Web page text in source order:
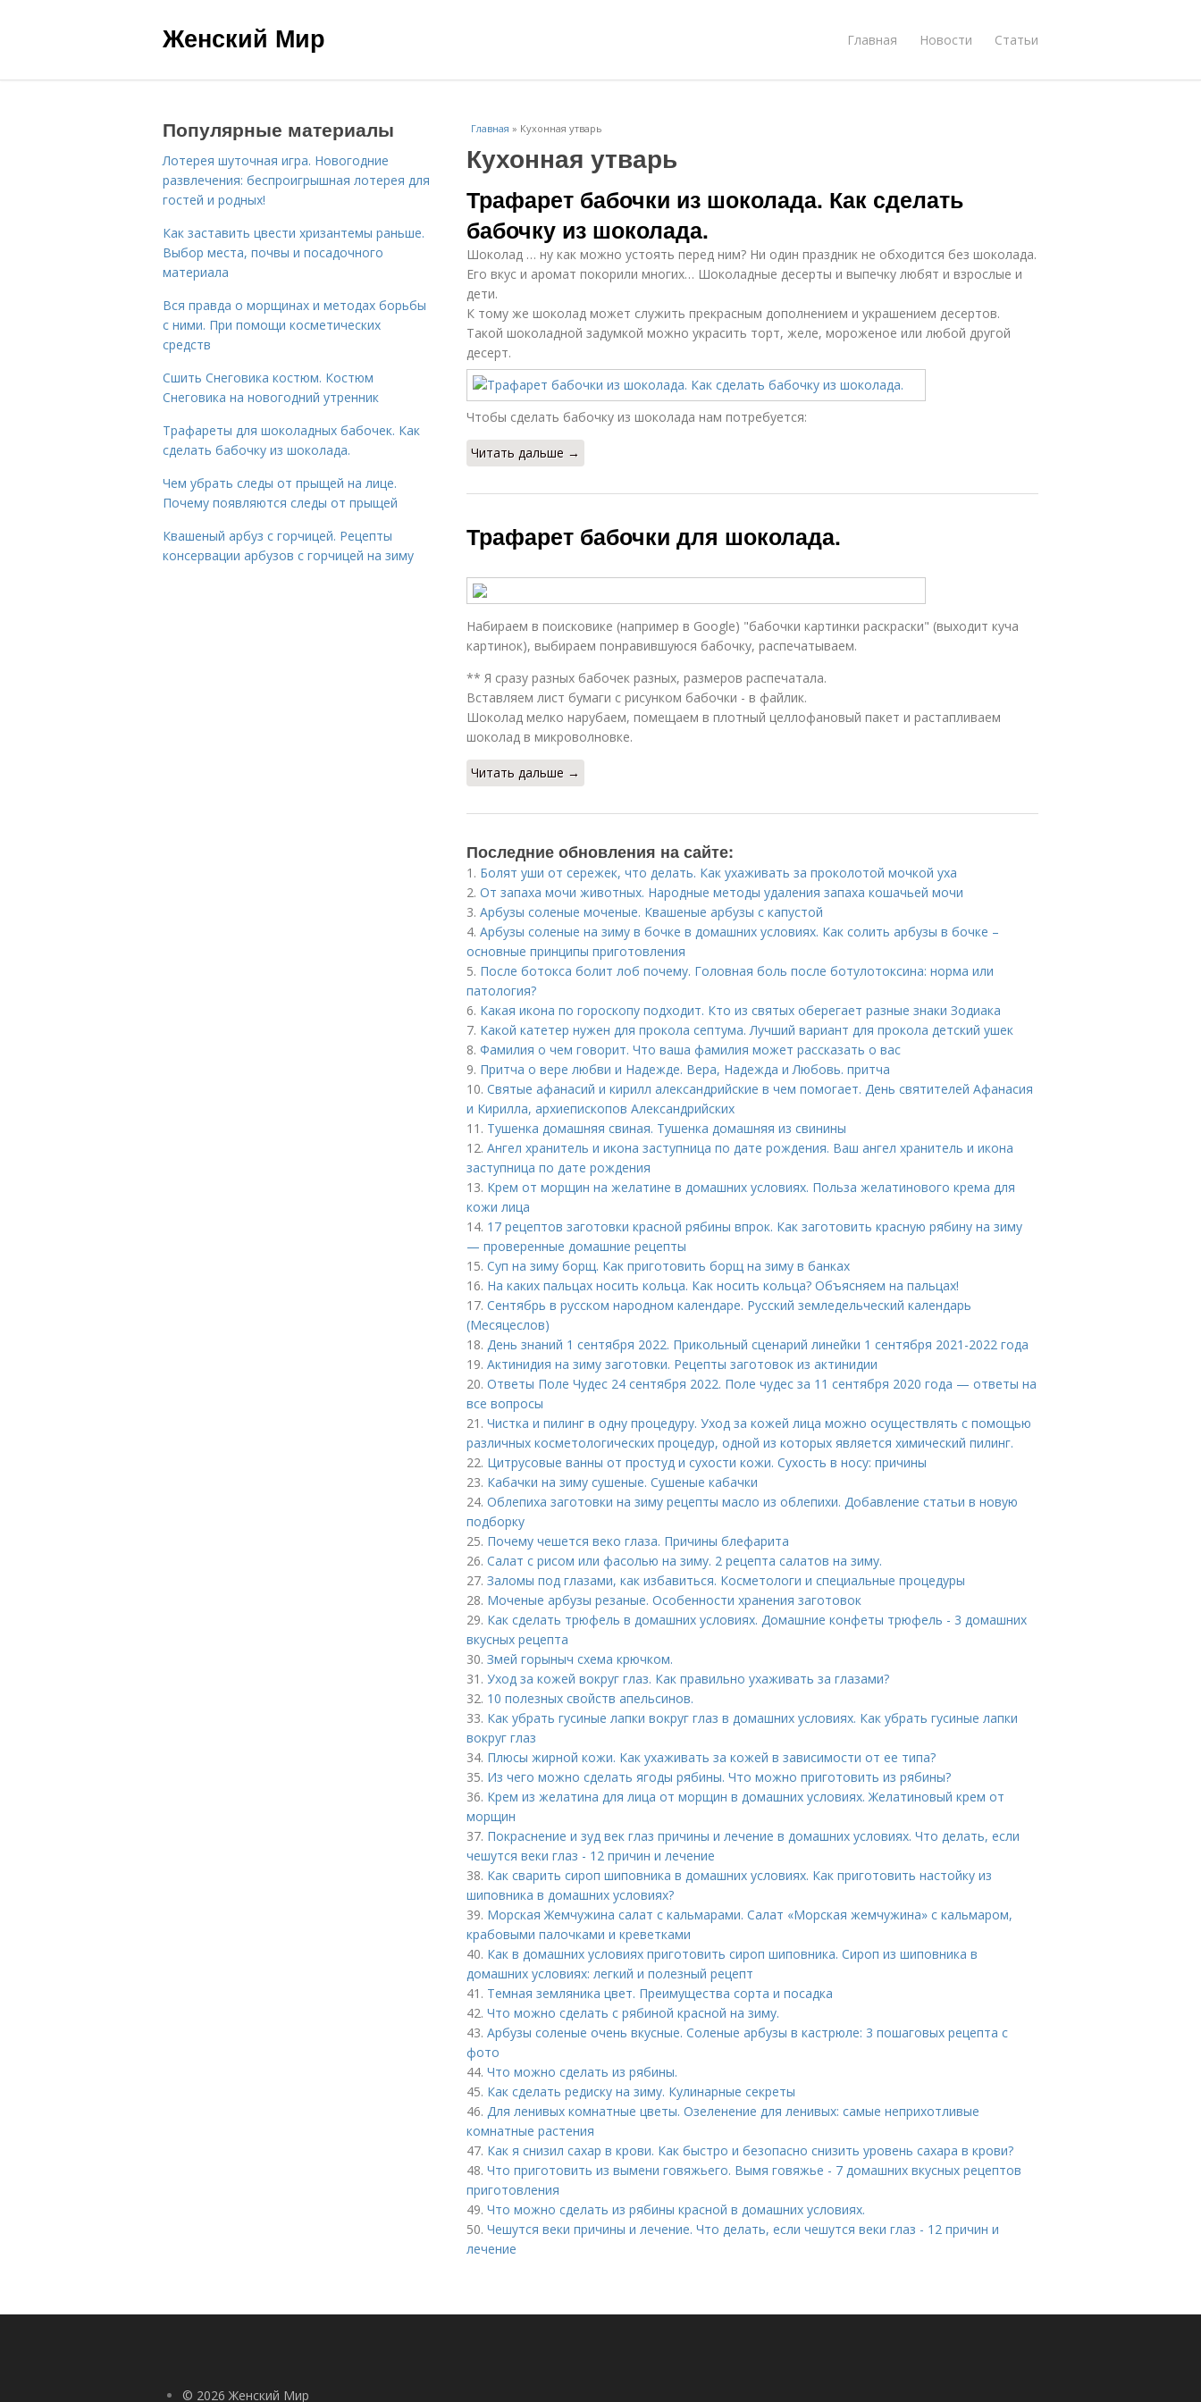
Женский Мир Главная Новости Статьи
Главная » Кухонная утварь
Кухонная утварь
Трафарет бабочки из шоколада. Как сделать
бабочку из шоколада.
Шоколад … ну как можно устоять перед ним? Ни один праздник не обходится без шоколада.
Его вкус и аромат покорили многих… Шоколадные десерты и выпечку любят и взрослые и
дети.
К тому же шоколад может служить прекрасным дополнением и украшением десертов.
Такой шоколадной задумкой можно украсить торт, желе, мороженое или любой другой
десерт.
Чтобы сделать бабочку из шоколада нам потребуется:
Читать дальше →
Трафарет бабочки для шоколада.
Набираем в поисковике (например в Google) "бабочки картинки раскраски" (выходит куча
картинок), выбираем понравившуюся бабочку, распечатываем.
** Я сразу разных бабочек разных, размеров распечатала.
Вставляем лист бумаги с рисунком бабочки - в файлик.
Шоколад мелко нарубаем, помещаем в плотный целлофановый пакет и растапливаем
шоколад в микроволновке.
Читать дальше →
Последние обновления на сайте:
1. Болят уши от сережек, что делать. Как ухаживать за проколотой мочкой уха
2. От запаха мочи животных. Народные методы удаления запаха кошачьей мочи
3. Арбузы соленые моченые. Квашеные арбузы с капустой
4. Арбузы соленые на зиму в бочке в домашних условиях. Как солить арбузы в бочке –
основные принципы приготовления
5. После ботокса болит лоб почему. Головная боль после ботулотоксина: норма или
патология?
6. Какая икона по гороскопу подходит. Кто из святых оберегает разные знаки Зодиака
7. Какой катетер нужен для прокола септума. Лучший вариант для прокола детский ушек
8. Фамилия о чем говорит. Что ваша фамилия может рассказать о вас
9. Притча о вере любви и Надежде. Вера, Надежда и Любовь. притча
10. Святые афанасий и кирилл александрийские в чем помогает. День святителей Афанасия
и Кирилла, архиепископов Александрийских
11. Тушенка домашняя свиная. Тушенка домашняя из свинины
12. Ангел хранитель и икона заступница по дате рождения. Ваш ангел хранитель и икона
заступница по дате рождения
13. Крем от морщин на желатине в домашних условиях. Польза желатинового крема для
кожи лица
14. 17 рецептов заготовки красной рябины впрок. Как заготовить красную рябину на зиму
— проверенные домашние рецепты
15. Суп на зиму борщ. Как приготовить борщ на зиму в банках
16. На каких пальцах носить кольца. Как носить кольца? Объясняем на пальцах!
17. Сентябрь в русском народном календаре. Русский земледельческий календарь
(Месяцеслов)
18. День знаний 1 сентября 2022. Прикольный сценарий линейки 1 сентября 2021-2022 года
19. Актинидия на зиму заготовки. Рецепты заготовок из актинидии
20. Ответы Поле Чудес 24 сентября 2022. Поле чудес за 11 сентября 2020 года — ответы на
все вопросы
21. Чистка и пилинг в одну процедуру. Уход за кожей лица можно осуществлять с помощью
различных косметологических процедур, одной из которых является химический пилинг.
22. Цитрусовые ванны от простуд и сухости кожи. Сухость в носу: причины
23. Кабачки на зиму сушеные. Сушеные кабачки
24. Облепиха заготовки на зиму рецепты масло из облепихи. Добавление статьи в новую
подборку
25. Почему чешется веко глаза. Причины блефарита
26. Салат с рисом или фасолью на зиму. 2 рецепта салатов на зиму.
27. Заломы под глазами, как избавиться. Косметологи и специальные процедуры
28. Моченые арбузы резаные. Особенности хранения заготовок
29. Как сделать трюфель в домашних условиях. Домашние конфеты трюфель - 3 домашних
вкусных рецепта
30. Змей горыныч схема крючком.
31. Уход за кожей вокруг глаз. Как правильно ухаживать за глазами?
32. 10 полезных свойств апельсинов.
33. Как убрать гусиные лапки вокруг глаз в домашних условиях. Как убрать гусиные лапки
вокруг глаз
34. Плюсы жирной кожи. Как ухаживать за кожей в зависимости от ее типа?
35. Из чего можно сделать ягоды рябины. Что можно приготовить из рябины?
36. Крем из желатина для лица от морщин в домашних условиях. Желатиновый крем от
морщин
37. Покраснение и зуд век глаз причины и лечение в домашних условиях. Что делать, если
чешутся веки глаз - 12 причин и лечение
38. Как сварить сироп шиповника в домашних условиях. Как приготовить настойку из
шиповника в домашних условиях?
39. Морская Жемчужина салат с кальмарами. Салат «Морская жемчужина» с кальмаром,
крабовыми палочками и креветками
40. Как в домашних условиях приготовить сироп шиповника. Сироп из шиповника в
домашних условиях: легкий и полезный рецепт
41. Темная земляника цвет. Преимущества сорта и посадка
42. Что можно сделать с рябиной красной на зиму.
43. Арбузы соленые очень вкусные. Соленые арбузы в кастрюле: 3 пошаговых рецепта с
фото
44. Что можно сделать из рябины.
45. Как сделать редиску на зиму. Кулинарные секреты
46. Для ленивых комнатные цветы. Озеленение для ленивых: самые неприхотливые
комнатные растения
47. Как я снизил сахар в крови. Как быстро и безопасно снизить уровень сахара в крови?
48. Что приготовить из вымени говяжьего. Вымя говяжье - 7 домашних вкусных рецептов
приготовления
49. Что можно сделать из рябины красной в домашних условиях.
50. Чешутся веки причины и лечение. Что делать, если чешутся веки глаз - 12 причин и
лечение
Популярные материалы
Лотерея шуточная игра. Новогодние
развлечения: беспроигрышная лотерея для
гостей и родных!
Как заставить цвести хризантемы раньше.
Выбор места, почвы и посадочного
материала
Вся правда о морщинах и методах борьбы
с ними. При помощи косметических
средств
Сшить Снеговика костюм. Костюм
Снеговика на новогодний утренник
Трафареты для шоколадных бабочек. Как
сделать бабочку из шоколада.
Чем убрать следы от прыщей на лице.
Почему появляются следы от прыщей
Квашеный арбуз с горчицей. Рецепты
консервации арбузов с горчицей на зиму
© 2026 Женский Мир